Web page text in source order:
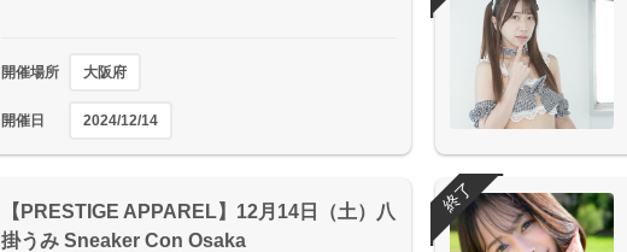
開催場所 大阪府
開催日 2024/12/14
【PRESTIGE APPAREL】12月14日（土）八
掛うみ Sneaker Con Osaka
終了